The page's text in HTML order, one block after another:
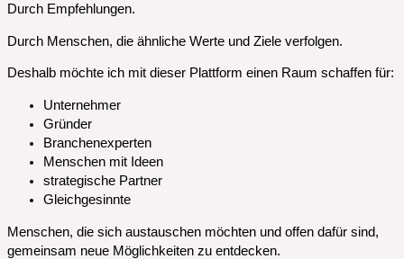
Durch Empfehlungen.
Durch Menschen, die ähnliche Werte und Ziele verfolgen.
Deshalb möchte ich mit dieser Plattform einen Raum schaffen für:
Unternehmer
Gründer
Branchenexperten
Menschen mit Ideen
strategische Partner
Gleichgesinnte
Menschen, die sich austauschen möchten und offen dafür sind,
gemeinsam neue Möglichkeiten zu entdecken.